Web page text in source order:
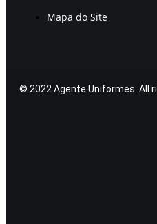
Mapa do Site
© 2022 Agente Uniformes. All